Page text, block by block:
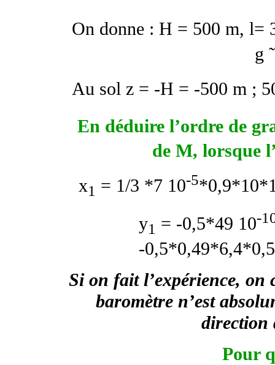
On donne : H = 500 m, l=
g
Au sol z = -H = -500 m ;
En déduire l’ordre de
de M, lorsque
x1 = 1/3 *7 10-5
y1 = -0,5*49 10-
-
Si on fait l’expérience, on
baromètre n’est
direction
Pour